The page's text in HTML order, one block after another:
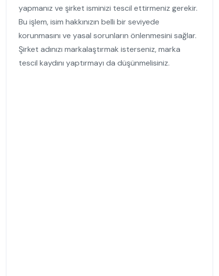
yapmanız ve şirket isminizi tescil ettirmeniz gerekir.
Bu işlem, isim hakkınızın belli bir seviyede
korunmasını ve yasal sorunların önlenmesini sağlar.
Şirket adınızı markalaştırmak isterseniz, marka
tescil kaydını yaptırmayı da düşünmelisiniz.